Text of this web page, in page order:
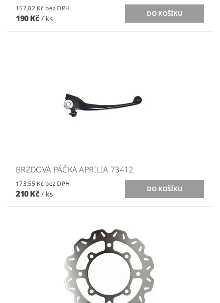
157,02 Kč bez DPH
190 Kč / ks
BRZDOVÁ PÁČKA APRILIA 73412
173,55 Kč bez DPH
210 Kč / ks